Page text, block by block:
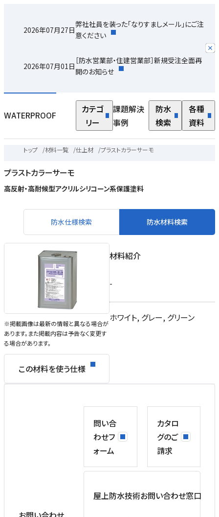
2026年07月27日
弊社社員を装った「なりすましメール」にご注
意ください
2026年07月01日
［防水営業部・住建営業部］新規受注全面再
開のお知らせ
WATERPROOF
カテゴ
リー
課題解決
事例
防水
検索
各種
資料
トップ /材料一覧 /仕上材 /プラストカラーサーモ
プラストカラーサーモ
高反射・高耐候型アクリルシリコーン系保護塗料
防水仕様検索 防水材料検索
※掲載画像は最新の情報と異なる場合が
あります。また掲載内容は予告なく変更す
る場合があります。
この材料を使う仕様
材料紹介
-
ホワイト, グレー, グリーン
問い合
わせフ
ォーム
カタロ
グのご
請求
屋上防水技術お問い合わせ窓口